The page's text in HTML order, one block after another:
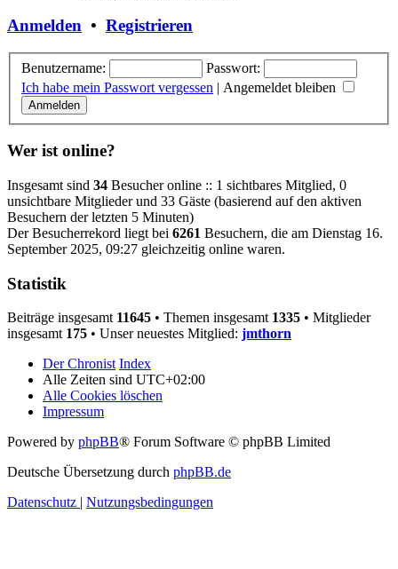
Anmelden • Registrieren
Benutzername:
Passwort:
Ich habe mein Passwort vergessen | Angemeldet bleiben
Wer ist online?
Insgesamt sind 34 Besucher online :: 1 sichtbares Mitglied, 0
unsichtbare Mitglieder und 33 Gäste (basierend auf den aktiven
Besuchern der letzten 5 Minuten)
Der Besucherrekord liegt bei 6261 Besuchern, die am Dienstag 16.
September 2025, 09:27 gleichzeitig online waren.
Statistik
Beiträge insgesamt 11645 • Themen insgesamt 1335 • Mitglieder
insgesamt 175 • Unser neuestes Mitglied: jmthorn
Der Chronist Index
Alle Zeiten sind UTC+02:00
Alle Cookies löschen
Impressum
Powered by phpBB® Forum Software © phpBB Limited
Deutsche Übersetzung durch phpBB.de
Datenschutz | Nutzungsbedingungen